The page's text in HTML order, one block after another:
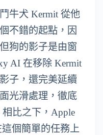
牛犬 Kermit 從他
不錯的起點，因
狗的影子是由窗
AI 在移除 Kermit
子，還完美延續
光滑處理，徹底
比之下，Apple
這個簡單的任務上